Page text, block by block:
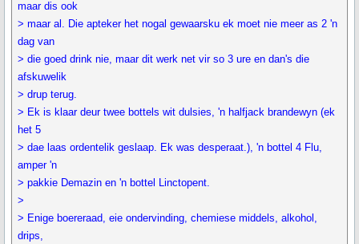
maar dis ook
> maar al. Die apteker het nogal gewaarsku ek moet nie meer as 2 'n
dag van
> die goed drink nie, maar dit werk net vir so 3 ure en dan's die
afskuwelik
> drup terug.
> Ek is klaar deur twee bottels wit dulsies, 'n halfjack brandewyn (ek
het 5
> dae laas ordentelik geslaap. Ek was desperaat.), 'n bottel 4 Flu,
amper 'n
> pakkie Demazin en 'n bottel Linctopent.
>
> Enige boereraad, eie ondervinding, chemiese middels, alkohol,
drips,